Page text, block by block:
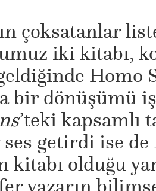
çoksatanlar
iki kitabı,
Homo
bir dönüşümü
’teki kapsamlı
getirdi ise de
kitabı olduğu